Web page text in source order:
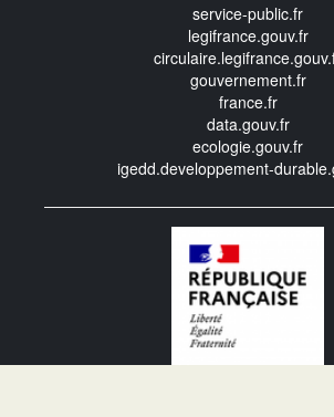
service-public.fr
legifrance.gouv.fr
gouvernement.fr
france.fr
data.gouv.fr
ecologie.gouv.fr
igedd.developpement-